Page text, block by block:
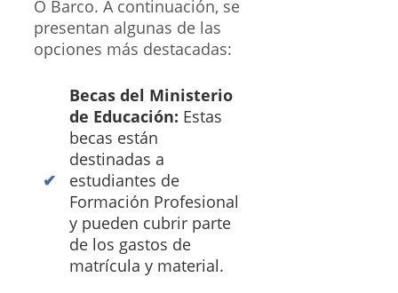
O Barco. A continuación, se
presentan algunas de las
opciones más destacadas:
Becas del Ministerio
de Educación: Estas
becas están
destinadas a
estudiantes de
Formación Profesional
y pueden cubrir parte
de los gastos de
matrícula y material.